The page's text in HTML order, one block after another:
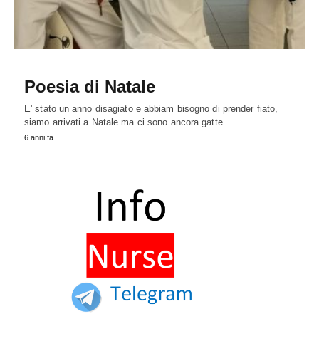
Poesia di Natale
E' stato un anno disagiato e abbiam bisogno di prender fiato,
siamo arrivati a Natale ma ci sono ancora gatte…
6 anni fa